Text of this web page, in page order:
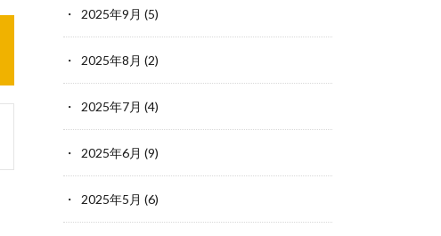
2025年9月 (5)
2025年8月 (2)
2025年7月 (4)
2025年6月 (9)
2025年5月 (6)